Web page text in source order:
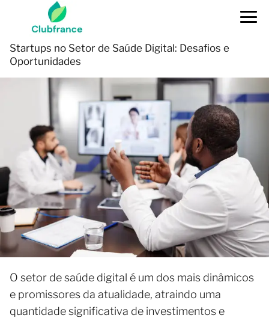
Startups no Setor de Saúde Digital: Desafios e
Oportunidades
O setor de saúde digital é um dos mais dinâmicos
e promissores da atualidade, atraindo uma
quantidade significativa de investimentos e